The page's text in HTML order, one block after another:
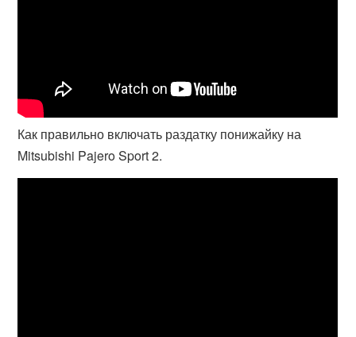
Как правильно включать раздатку понижайку на
Mitsubishi Pajero Sport 2.